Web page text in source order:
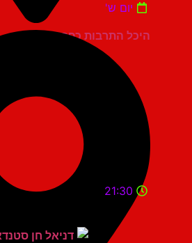
היכל התרבות כפר סבא
יום ש'
21:30